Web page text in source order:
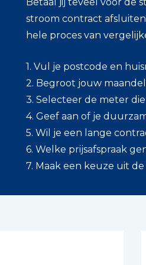
Betaal jij teveel voor de
stroom contract
hele proces van
1. Vul je postcode en
2. Begroot jouw
3. Selecteer de meter
4. Geef aan of je
5. Wil je een lange
6. Welke prijsafspraak
7. Maak een keuze uit